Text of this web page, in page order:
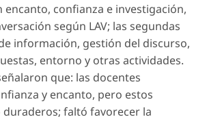
confianza e investigación,
según LAV; las segundas
información, gestión del discurso,
entorno y otras actividades.
que: las docentes
y encanto, pero estos
faltó favorecer la